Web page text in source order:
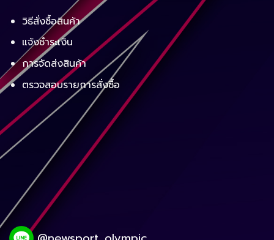
วิธีสั่งซื้อสินค้า
แจ้งชำระเงิน
การจัดส่งสินค้า
ตรวจสอบรายการสั่งซื้อ